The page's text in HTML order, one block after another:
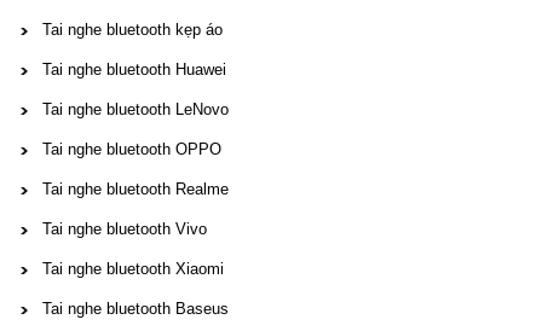
Tai nghe bluetooth kẹp áo
Tai nghe bluetooth Huawei
Tai nghe bluetooth LeNovo
Tai nghe bluetooth OPPO
Tai nghe bluetooth Realme
Tai nghe bluetooth Vivo
Tai nghe bluetooth Xiaomi
Tai nghe bluetooth Baseus